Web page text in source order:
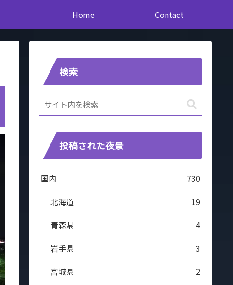
Home Contact
検索
投稿された夜景
国内
730
北海道
19
青森県
4
岩手県
3
宮城県
2